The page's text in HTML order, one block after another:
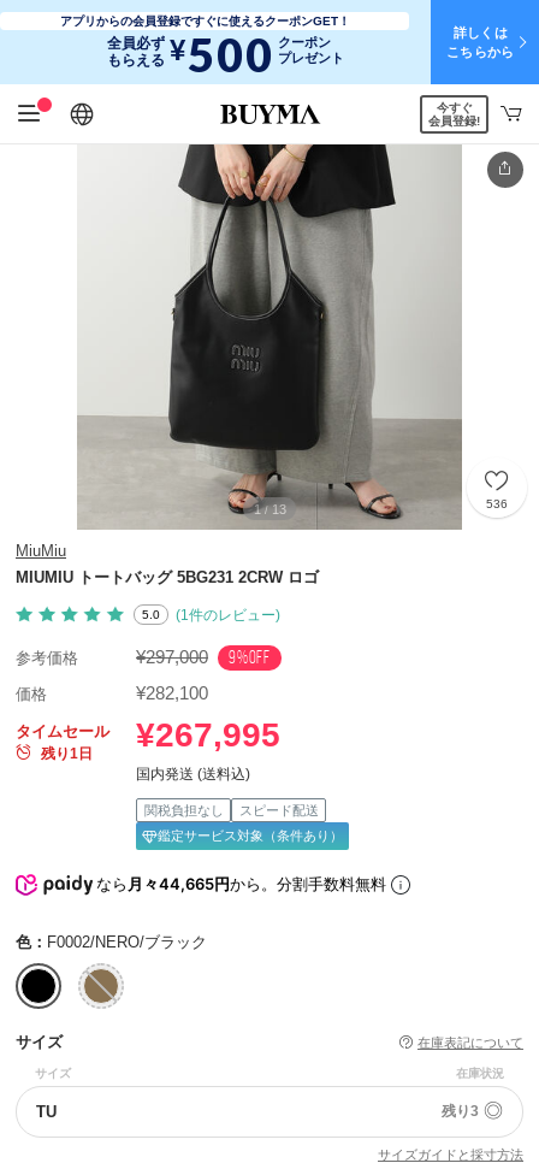
アプリからの会員登録ですぐに使えるクーポンGET！
全員必ず
もらえる ¥500 クーポン
プレゼント
詳しくは
こちらから
日本語
English
简体中文
繁體中文
今すぐ
会員登録!
1 / 13 536
MiuMiu
MIUMIU トートバッグ 5BG231 2CRW ロゴ
5.0 (1件のレビュー)
参考価格 ¥297,000 9%OFF
価格 ¥282,100
タイムセール
残り1日
¥267,995
国内発送 (送料込)
関税負担なし
スピード配送
鑑定サービス対象（条件あり）
なら月々44,665円から。分割手数料無料
色： F0002/NERO/ブラック
サイズ 在庫表記について
サイズ 在庫状況
TU 残り3 ◎
サイズガイドと採寸方法